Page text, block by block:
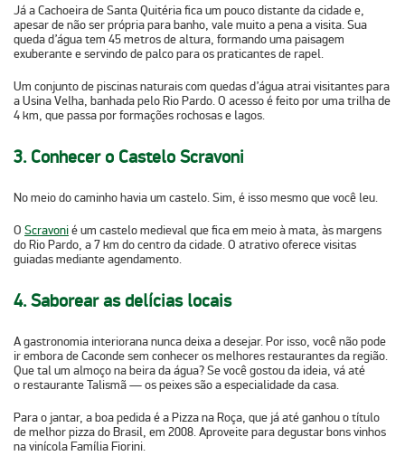
Já aCachoeira de Santa Quitériafica um pouco distante da cidade e,
apesar de não ser própria para banho, vale muito a pena a visita. Sua
queda d’água tem 45 metros de altura, formando uma paisagem
exuberante e servindo de palco para os praticantes de rapel.
Um conjunto de piscinas naturais com quedas d’água atrai visitantes para
aUsina Velha, banhada pelo Rio Pardo. O acesso é feito por uma trilha de
4 km, que passa por formações rochosas e lagos.
3. Conhecer o Castelo Scravoni
No meio do caminho havia um castelo. Sim, é isso mesmo que você leu.
O Scravonié um castelo medieval que fica em meio à mata, às margens
do Rio Pardo, a7 km do centro da cidade. O atrativo oferece visitas
guiadas mediante agendamento.
4. Saborear as delícias locais
A gastronomia interiorana nunca deixa a desejar. Por isso, você não pode
ir embora de Caconde sem conhecer os melhores restaurantes da região.
Que tal um almoço na beira da água? Se você gostou da ideia, vá até
o restaurante Talismã— os peixes são a especialidade da casa.
Para o jantar, a boa pedida é aPizza na Roça, que já até ganhou o título
de melhor pizza do Brasil, em 2008. Aproveite para degustar bons vinhos
na vinícolaFamília Fiorini.